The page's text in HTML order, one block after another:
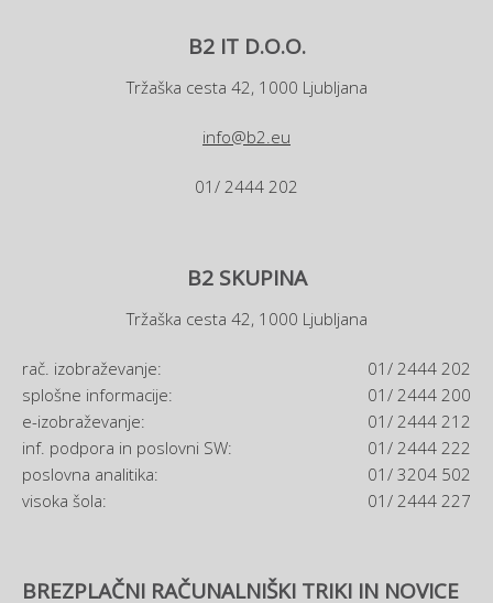
B2 IT D.O.O.
Tržaška cesta 42, 1000 Ljubljana
info@b2.eu
01/ 2444 202
B2 SKUPINA
Tržaška cesta 42, 1000 Ljubljana
rač. izobraževanje:
01/ 2444 202
splošne informacije:
01/ 2444 200
e-izobraževanje:
01/ 2444 212
inf. podpora in poslovni SW:
01/ 2444 222
poslovna analitika:
01/ 3204 502
visoka šola:
01/ 2444 227
BREZPLAČNI RAČUNALNIŠKI TRIKI IN NOVICE